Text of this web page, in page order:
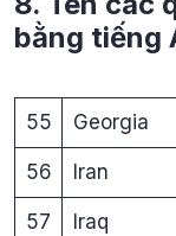
bằng tiếng
55 Georgia
56 Iran
57 Iraq